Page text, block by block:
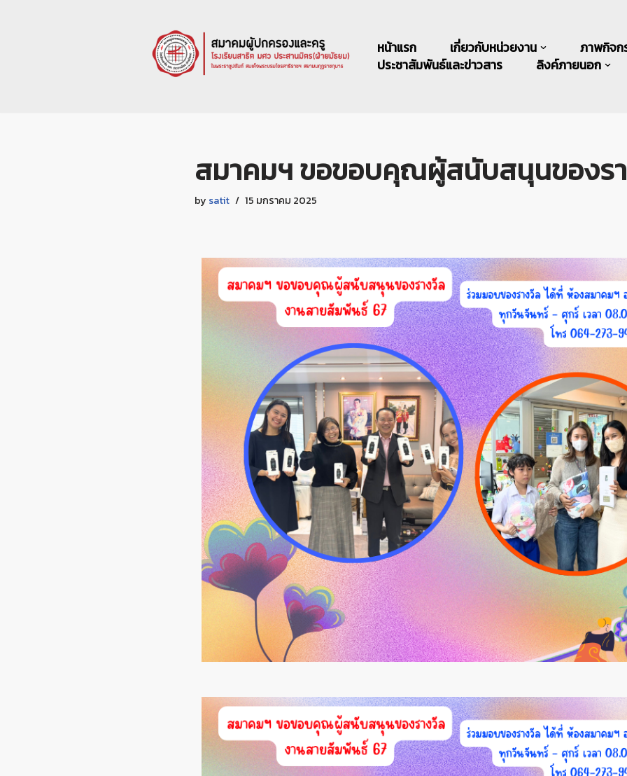
หน้าแรก เกี่ยวกับหน่วยงาน
ภาพกิจก
ประชาสัมพันธ์และข่าวสาร
ลิงค์ภายนอก
สมาคมฯ ขอขอบคุณผู้สนับสนุนของร
by satit 15 มกราคม 2025